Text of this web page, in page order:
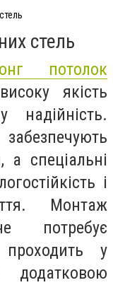
стель
потолок
якість
надійність.
а спеціальні
і
Монтаж
потребує
у